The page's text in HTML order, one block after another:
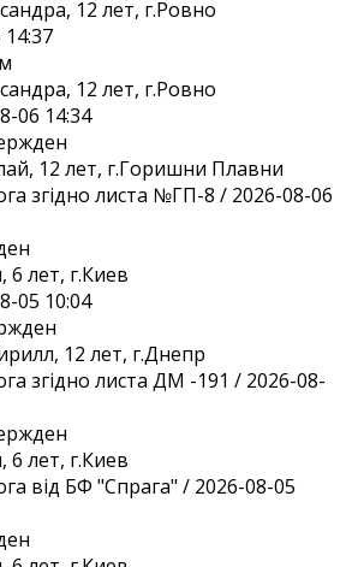
12 лет, г.Ровно
12 лет, г.Ровно
06 14:34
12 лет, г.Горишни Плавни
згідно листа №ГП-8 / 2026-08-06
6 лет, г.Киев
05 10:04
12 лет, г.Днепр
згідно листа ДМ -191 / 2026-08-
6 лет, г.Киев
від БФ "Спрага" / 2026-08-05